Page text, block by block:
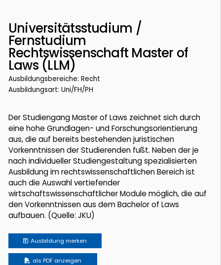
Universitätsstudium /
Fernstudium
Rechtswissenschaft Master of
Laws (LLM)
Ausbildungsbereiche: Recht
Ausbildungsart: Uni/FH/PH
Der Studiengang Master of Laws zeichnet sich durch
eine hohe Grundlagen- und Forschungsorientierung
aus, die auf bereits bestehenden juristischen
Vorkenntnissen der Studierenden fußt. Neben der je
nach individueller Studiengestaltung spezialisierten
Ausbildung im rechtswissenschaftlichen Bereich ist
auch die Auswahl vertiefender
wirtschaftswissenschaftlicher Module möglich, die auf
den Vorkenntnissen aus dem Bachelor of Laws
aufbauen. (Quelle: JKU)
Ausbildung merken
als PDF anzeigen